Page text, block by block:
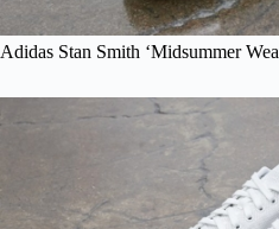
Adidas Stan Smith ‘Midsummer